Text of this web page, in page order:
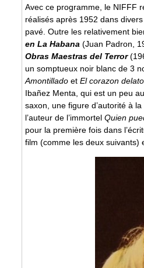
Avec ce programme, le NIFFF
réalisés après 1952 dans
pavé. Outre les relativement
en La Habana (Juan Padron,
Obras Maestras del Terror
un somptueux noir blanc de 3
Amontillado et El corazon
Ibañez Menta, qui est un peu
saxon, une figure d’autorité à
l’auteur de l’immortel Quien
pour la première fois dans
film (comme les deux suivants)